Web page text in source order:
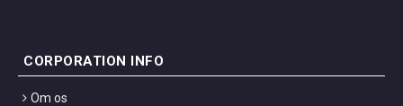
CORPORATION INFO
Om os